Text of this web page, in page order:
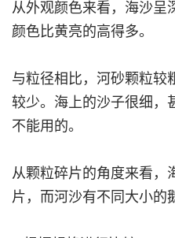
从外观颜色来看，海沙呈
颜色比黄亮的高得多。
与粒径相比，河砂颗粒较
较少。海上的沙子很细，
不能用的。
从颗粒碎片的角度来看，
片，而河沙有不同大小的